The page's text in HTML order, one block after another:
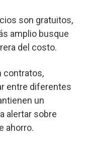
son gratuitos,
amplio busque
del costo.
contratos,
entre diferentes
un
alertar sobre
ahorro.